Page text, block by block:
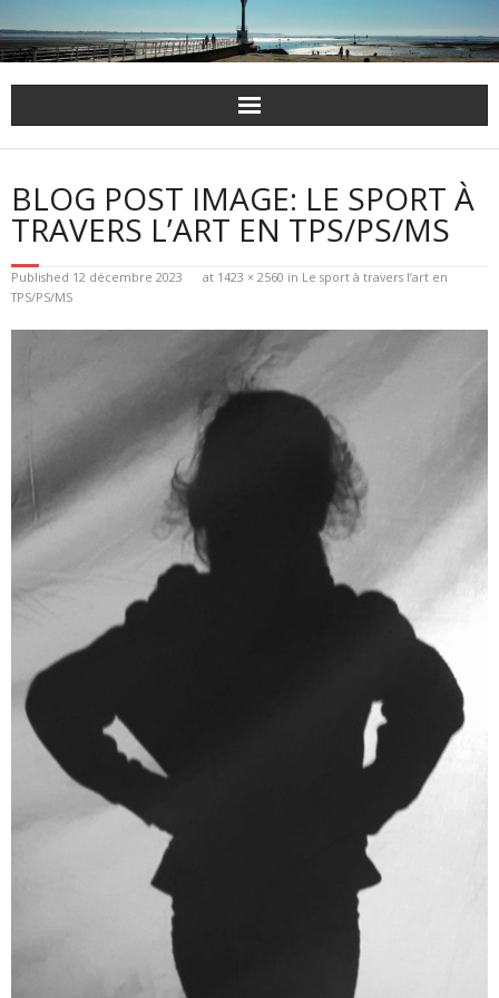
to
content
BLOG POST IMAGE: LE SPORT À
TRAVERS L’ART EN TPS/PS/MS
Published 12 décembre 2023 at 1423 × 2560 in Le sport à travers l’art en
TPS/PS/MS